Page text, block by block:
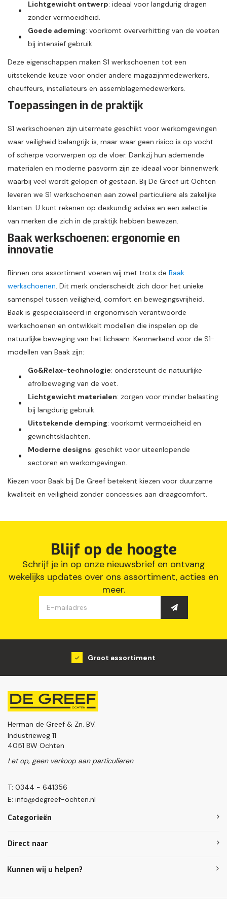
Lichtgewicht ontwerp: ideaal voor langdurig dragen
zonder vermoeidheid.
Goede ademing: voorkomt oververhitting van de voeten
bij intensief gebruik.
Deze eigenschappen maken S1 werkschoenen tot een
uitstekende keuze voor onder andere magazijnmedewerkers,
chauffeurs, installateurs en assemblagemedewerkers.
Toepassingen in de praktijk
S1 werkschoenen zijn uitermate geschikt voor werkomgevingen
waar veiligheid belangrijk is, maar waar geen risico is op vocht
of scherpe voorwerpen op de vloer. Dankzij hun ademende
materialen en moderne pasvorm zijn ze ideaal voor binnenwerk
waarbij veel wordt gelopen of gestaan. Bij De Greef uit Ochten
leveren we S1 werkschoenen aan zowel particuliere als zakelijke
klanten. U kunt rekenen op deskundig advies en een selectie
van merken die zich in de praktijk hebben bewezen.
Baak werkschoenen: ergonomie en
innovatie
Binnen ons assortiment voeren wij met trots de Baak
werkschoenen. Dit merk onderscheidt zich door het unieke
samenspel tussen veiligheid, comfort en bewegingsvrijheid.
Baak is gespecialiseerd in ergonomisch verantwoorde
werkschoenen en ontwikkelt modellen die inspelen op de
natuurlijke beweging van het lichaam. Kenmerkend voor de S1-
modellen van Baak zijn:
Go&Relax-technologie: ondersteunt de natuurlijke
afrolbeweging van de voet.
Lichtgewicht materialen: zorgen voor minder belasting
bij langdurig gebruik.
Uitstekende demping: voorkomt vermoeidheid en
gewrichtsklachten.
Moderne designs: geschikt voor uiteenlopende
sectoren en werkomgevingen.
Kiezen voor Baak bij De Greef betekent kiezen voor duurzame
kwaliteit en veiligheid zonder concessies aan draagcomfort.
Blijf op de hoogte
Schrijf je in op onze nieuwsbrief en ontvang
wekelijks updates over ons assortiment, acties en
meer.
Groot assortiment
Herman de Greef & Zn. BV.
Industrieweg 11
4051 BW Ochten
Let op, geen verkoop aan particulieren
T: 0344 - 641356
E: info@degreef-ochten.nl
Categorieën
Direct naar
Kunnen wij u helpen?